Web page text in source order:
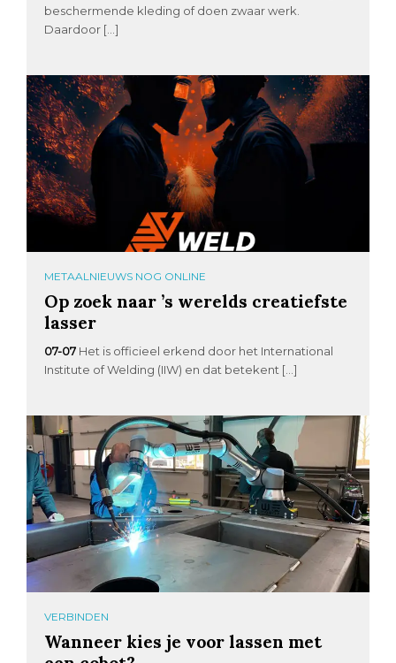
beschermende kleding of doen zwaar werk.
Daardoor […]
METAALNIEUWS NOG ONLINE
Op zoek naar ’s werelds creatiefste
lasser
07-07 Het is officieel erkend door het International
Institute of Welding (IIW) en dat betekent […]
VERBINDEN
Wanneer kies je voor lassen met